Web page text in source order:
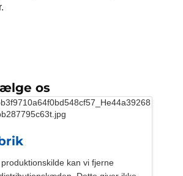
os
kan vi fjerne